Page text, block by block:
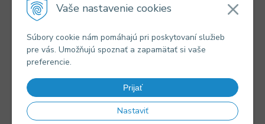
Vaše nastavenie cookies
Súbory cookie nám pomáhajú pri poskytovaní služieb
pre vás. Umožňujú spoznať a zapamätať si vaše
preferencie.
Prijať
Nastaviť
INFORMÁCIE
Alternatívne riešenie sporov
Súbory cookies
Novinky
Kontakty